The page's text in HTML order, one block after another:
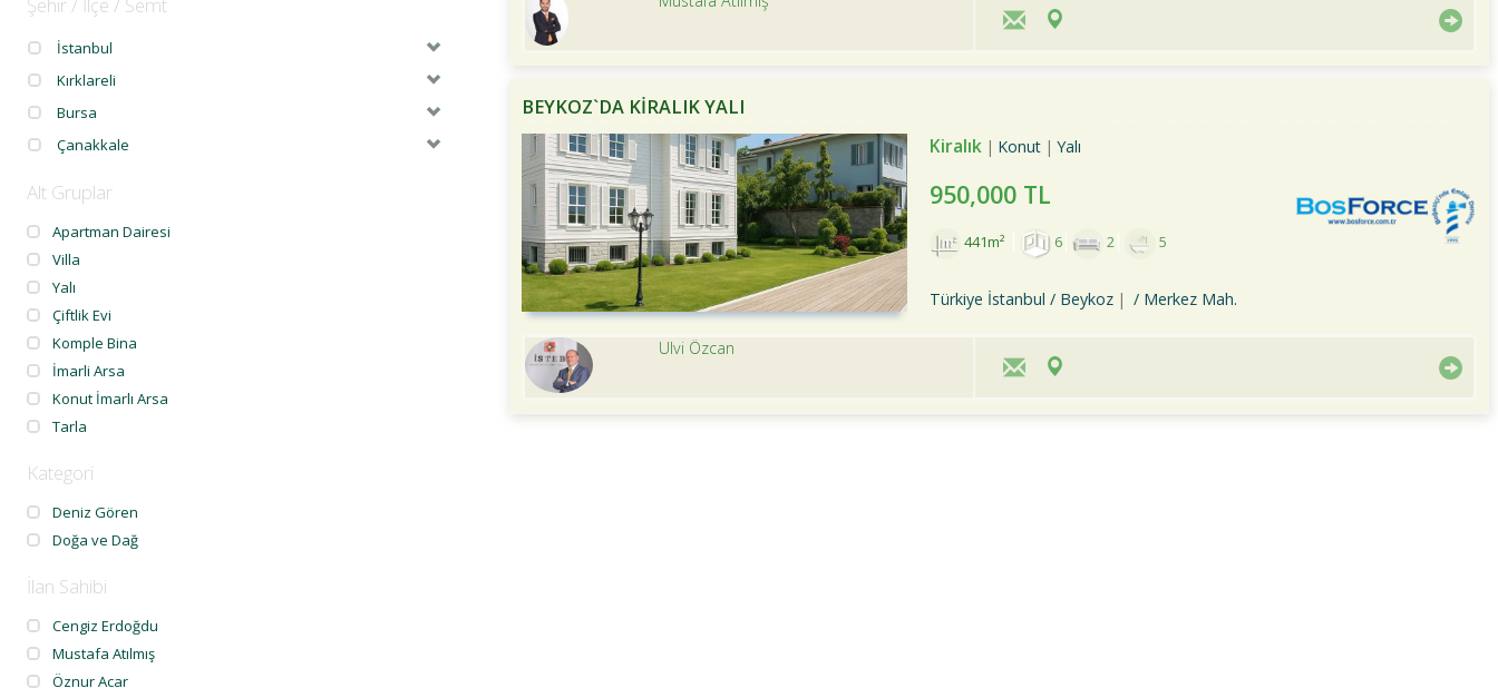
İstanbul
Kırklareli
Bursa
Çanakkale
Alt Gruplar
Apartman Dairesi
Villa
Yalı
Çiftlik Evi
Komple Bina
İmarli Arsa
Konut İmarlı Arsa
Tarla
Kategori
Deniz Gören
Doğa ve Dağ
İlan Sahibi
Cengiz Erdoğdu
Mustafa Atılmış
Öznur Acar
BEYKOZ`DA KİRALIK YALI
Kiralık
Konut Yalı
950,000 TL
441m² 6 2 5
Türkiye İstanbul / Beykoz / Merkez Mah.
Ulvi Özcan